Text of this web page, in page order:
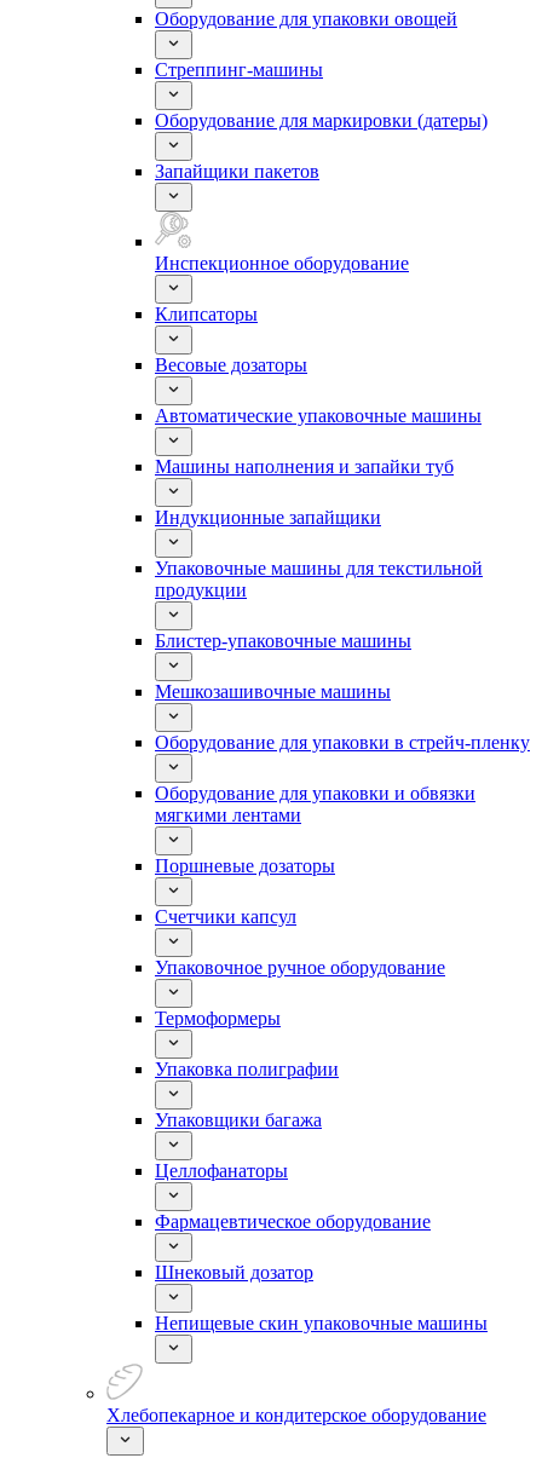
Оборудование для упаковки овощей
Стреппинг-машины
Оборудование для маркировки (датеры)
Запайщики пакетов
Инспекционное оборудование
Клипсаторы
Весовые дозаторы
Автоматические упаковочные машины
Машины наполнения и запайки туб
Индукционные запайщики
Упаковочные машины для текстильной
продукции
Блистер-упаковочные машины
Мешкозашивочные машины
Оборудование для упаковки в стрейч-пленку
Оборудование для упаковки и обвязки
мягкими лентами
Поршневые дозаторы
Счетчики капсул
Упаковочное ручное оборудование
Термоформеры
Упаковка полиграфии
Упаковщики багажа
Целлофанаторы
Фармацевтическое оборудование
Шнековый дозатор
Непищевые скин упаковочные машины
Хлебопекарное и кондитерское оборудование